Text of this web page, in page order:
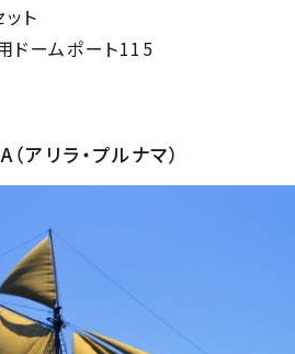
ト
ドームポート115
リラ・プルナマ）